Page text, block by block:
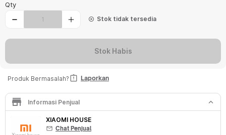
Qty
highlight_off Stok tidak tersedia
Stok Habis
Produk Bermasalah? assignment_late Laporkan
store Informasi Penjual keyboard_arrow_down
XIAOMI HOUSE
mail Chat Penjual